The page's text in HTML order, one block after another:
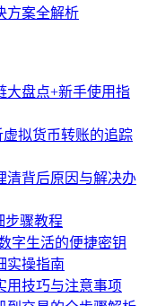
方案全解析
大盘点+新手使用指
拟货币转账的追踪
清背后原因与解决办
步骤教程
字生活的便捷密钥
实操指南
用技巧与注意事项